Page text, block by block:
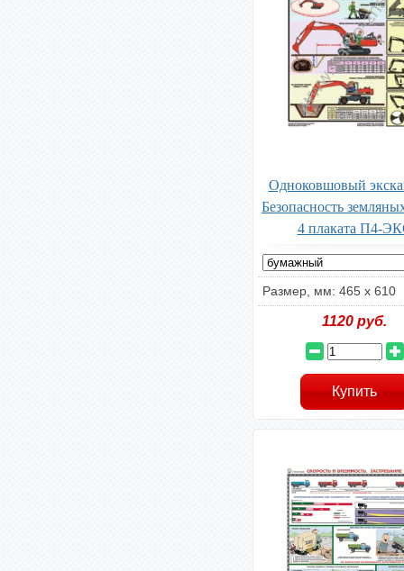
Одноковшовый
Безопасность
4 плаката П4-
Размер, мм: 465 х 610
1120 руб.